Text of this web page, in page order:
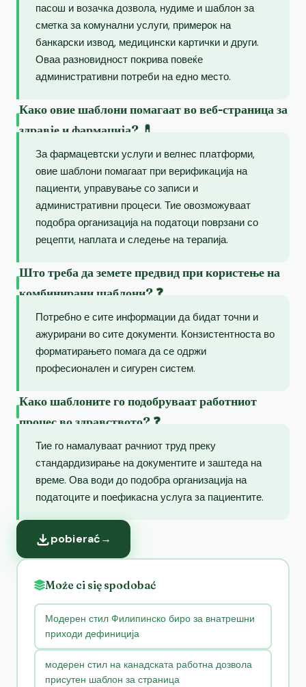
пасош и возачка дозвола, нудиме и шаблон за
сметка за комунални услуги, примерок на
банкарски извод, медицински картички и други.
Оваа разновидност покрива повеќе
административни потреби на едно место.
Како овие шаблони помагаат во веб-страница за
здравје и фармација? 💊
За фармацевтски услуги и велнес платформи,
овие шаблони помагаат при верификација на
пациенти, управување со записи и
административни процеси. Тие овозможуваат
подобра организација на податоци поврзани со
рецепти, наплата и следење на терапија.
Што треба да земете предвид при користење на
комбинирани шаблони? ❓
Потребно е сите информации да бидат точни и
ажурирани во сите документи. Конзистентноста во
форматирањето помага да се одржи
професионален и сигурен систем.
Како шаблоните го подобруваат работниот
процес во здравството? ❓
Тие го намалуваат рачниот труд преку
стандардизирање на документите и заштеда на
време. Ова води до подобра организација на
податоците и поефикасна услуга за пациентите.
pobierać→
Może ci się spodobać
Модерен стил Филипинско биро за внатрешни
приходи дефиниција
модерен стил на канадската работна дозвола
присутен шаблон за страница